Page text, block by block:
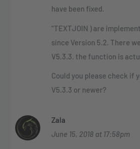
have been fixed.
“TEXTJOIN ) are
since Version 5.2. There
V5.3.3. the function is
Could you please check if
V5.3.3 or newer?
Zala
June 15, 2018 at 17:58pm